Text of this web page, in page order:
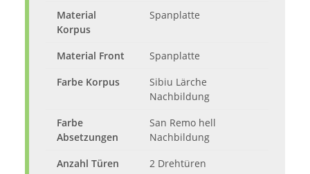
Material
Korpus
Spanplatte
Material Front
Spanplatte
Farbe Korpus
Sibiu Lärche
Nachbildung
Farbe
Absetzungen
San Remo hell
Nachbildung
Anzahl Türen
2 Drehtüren